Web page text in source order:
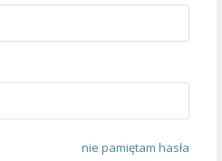
nie pamiętam hasła